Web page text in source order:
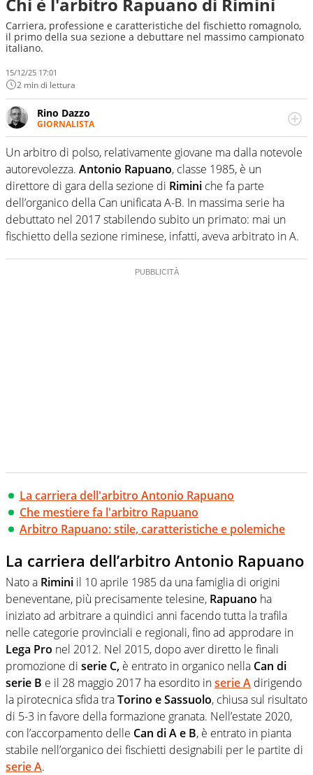
Carriera, professione e caratteristiche del fischietto romagnolo,
il primo della sua sezione a debuttare nel massimo campionato
italiano.
15/12/25 17:01
2 min di lettura
Rino Dazzo
GIORNALISTA
Se mai ci fosse modo di traslare il glossario del calcio in
una nicchia di esperti, lui ne farebbe parte. Non si perde
una svista arbitrale né gli umori social del mondo delle
curve
Un arbitro di polso, relativamente giovane ma dalla notevole
autorevolezza. Antonio Rapuano, classe 1985, è un
direttore di gara della sezione di Rimini che fa parte
dell’organico della Can unificata A-B. In massima serie ha
debuttato nel 2017 stabilendo subito un primato: mai un
fischietto della sezione riminese, infatti, aveva arbitrato in A.
La carriera dell'arbitro Antonio Rapuano
Che mestiere fa l'arbitro Rapuano
Arbitro Rapuano: stile, caratteristiche e polemiche
La carriera dell’arbitro Antonio Rapuano
Nato a Rimini il 10 aprile 1985 da una famiglia di origini
beneventane, più precisamente telesine, Rapuano ha
iniziato ad arbitrare a quindici anni facendo tutta la trafila
nelle categorie provinciali e regionali, fino ad approdare in
Lega Pro nel 2012. Nel 2015, dopo aver diretto le finali
promozione di serie C, è entrato in organico nella Can di
serie B e il 28 maggio 2017 ha esordito inserie A dirigendo
la pirotecnica sfida traTorino e Sassuolo, chiusa sul risultato
di 5-3 in favore della formazione granata. Nell’estate 2020,
con l’accorpamento delle Can di A e B, è entrato in pianta
stabile nell’organico dei fischietti designabili per le partite di
serie A.